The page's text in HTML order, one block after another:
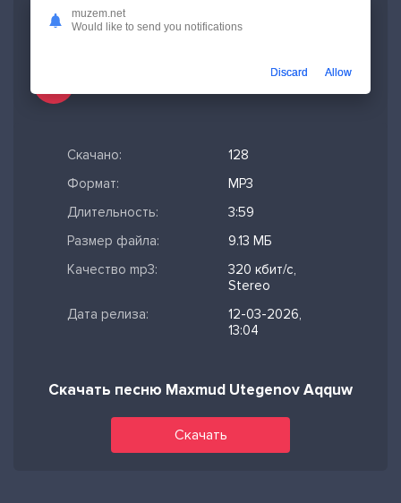
длительностью 3:59 секунд или слушать в плейлисте
бесплатно
Скачано:
128
Формат:
MP3
Длительность:
3:59
Размер файла:
9.13 МБ
Качество mp3:
320 кбит/с,
Stereo
Дата релиза:
12-03-2026,
13:04
Скачать песню Maxmud Utegenov Aqquw
Скачать
muzem.net
Would like to send you notifications
Discard Allow